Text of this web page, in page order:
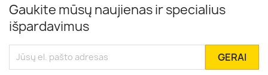
Gaukite mūsų naujienas ir specialius
išpardavimus